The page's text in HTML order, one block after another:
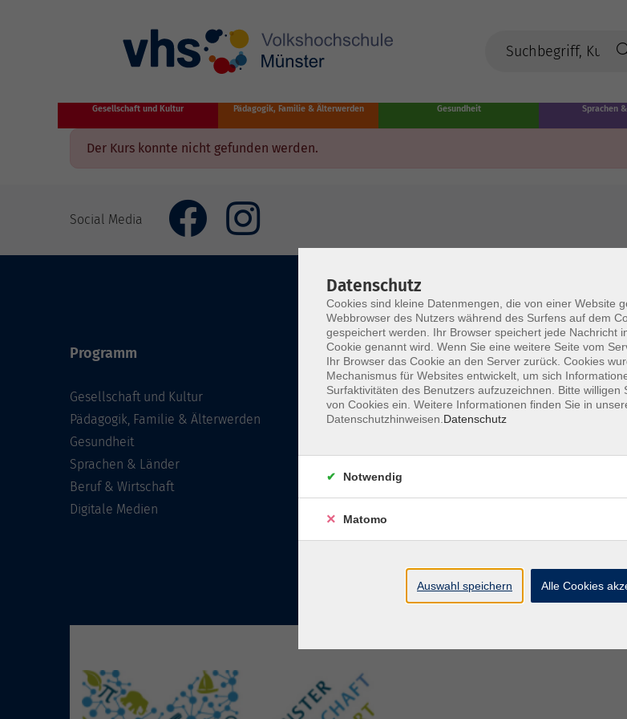
Gesellschaft und Kultur Pädagogik, Familie & Älterwerden Gesundheit Sprachen
Der Kurs konnte nicht gefunden werden.
Social Media
Programm
Gesellschaft und Kultur
Pädagogik, Familie & Älterwerden
Gesundheit
Sprachen & Länder
Beruf & Wirtschaft
Digitale Medien
Volkshochschule Münster
Aegidiistraße 70
48143 Münster
vhs@stadt-muenster.de
Lage im Stadtplan
Datenschutz
Cookies sind kleine Datenmengen, die von einer Website
Webbrowser des Nutzers während des Surfens auf dem
gespeichert werden. Ihr Browser speichert jede Nachricht
Cookie genannt wird. Wenn Sie eine weitere Seite vom
Ihr Browser das Cookie an den Server zurück. Cookies
Mechanismus für Websites entwickelt, um sich
Surfaktivitäten des Benutzers aufzuzeichnen. Bitte willigen
von Cookies ein. Weitere Informationen finden Sie in
Datenschutzhinweisen. Datenschutz
Notwendig
Matomo
Auswahl speichern Alle Cookies